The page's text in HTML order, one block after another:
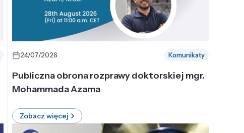
24/07/2026 Komunikaty
Publiczna obrona rozprawy doktorskiej mgr.
Mohammada Azama
Zobacz więcej